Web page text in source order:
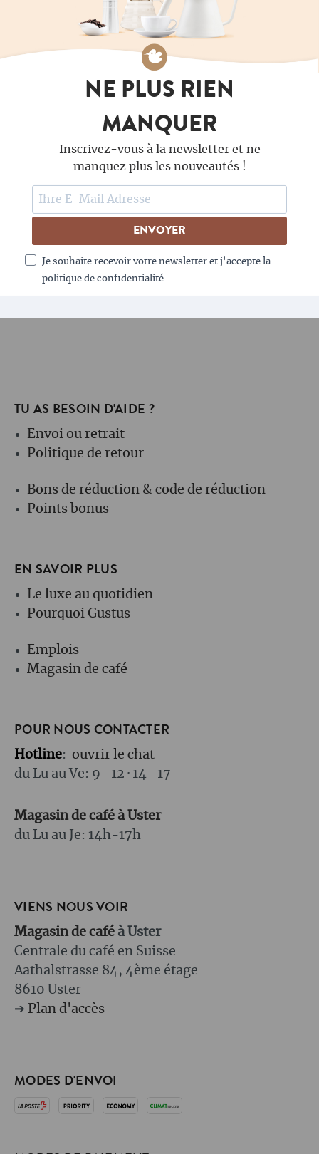
NE PLUS RIEN
MANQUER
Inscrivez-vous à la newsletter et ne
manquez plus les nouveautés !
ENVOYER
Je souhaite recevoir votre newsletter et j'accepte la
politique de confidentialité.
SUIS-NOUS
LE CAFÉ AIME LA NEWSLETTER - TOI AUSSI ?
TU AS BESOIN D'AIDE ?
Envoi ou retrait
Politique de retour
Bons de réduction & code de réduction
Points bonus
EN SAVOIR PLUS
Le luxe au quotidien
Pourquoi Gustus
Emplois
Magasin de café
POUR NOUS CONTACTER
Hotline: ouvrir le chat
du Lu au Ve: 9–12 · 14–17
Magasin de café à Uster
du Lu au Je: 14h-17h
VIENS NOUS VOIR
Magasin de café à Uster
Centrale du café en Suisse
Aathalstrasse 84, 4ème étage
8610 Uster
➔ Plan d'accès
MODES D'ENVOI